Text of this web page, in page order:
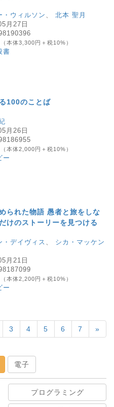
・ウィルソン
北本 聖月
月27日
（本体3,300円＋税10%）
書
100のことば
月26日
（本体2,000円＋税10%）
ー
られた物語 愚者と旅をしな
けのストーリーを見つける
・デイヴィス
シカ・マッケン
月21日
（本体2,200円＋税10%）
ー
3 4 5 6 7 »
電子
プログラミング